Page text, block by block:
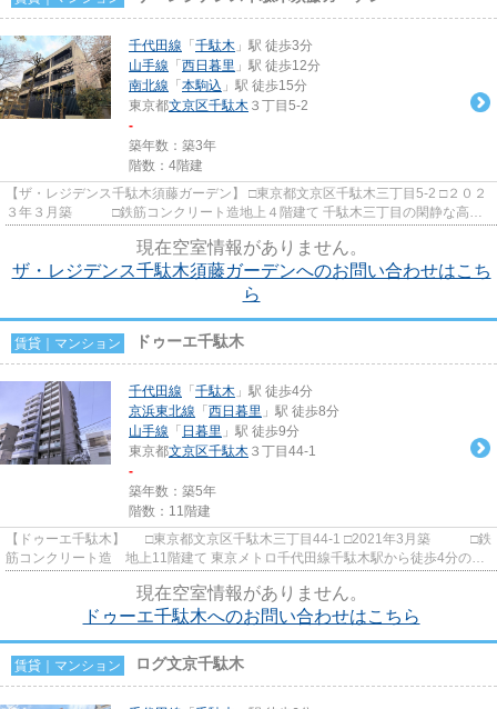
千代田線 「 千駄木 」駅 徒歩3分
山手線 「 西日暮里 」駅 徒歩12分
南北線 「 本駒込 」駅 徒歩15分
東京都文京区千駄木 ３丁目5-2
-
築年数：築3年
階数：4階建
【ザ・レジデンス千駄木須藤ガーデン】 □東京都文京区千駄木三丁目5-2 □２０２
３年３月築 □鉄筋コンクリート造地上４階建て 千駄木三丁目の閑静な高級
現在空室情報がありません。
ザ・レジデンス千駄木須藤ガーデンへのお問い合わせはこち
ら
賃貸｜マンション ドゥーエ千駄木
千代田線 「 千駄木 」駅 徒歩4分
京浜東北線 「 西日暮里 」駅 徒歩8分
山手線 「 日暮里 」駅 徒歩9分
東京都文京区千駄木 ３丁目44-1
-
築年数：築5年
階数：11階建
【ドゥーエ千駄木】 □東京都文京区千駄木三丁目44-1 □2021年3月築 □鉄
筋コンクリート造 地上11階建て 東京メトロ千代田線千駄木駅から徒歩4分の立
現在空室情報がありません。
ドゥーエ千駄木へのお問い合わせはこちら
賃貸｜マンション ログ文京千駄木